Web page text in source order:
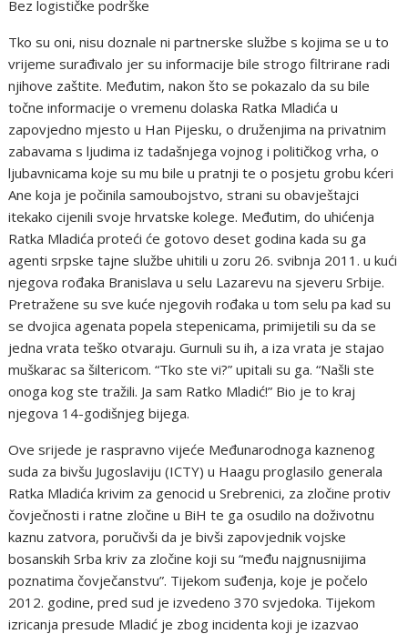
Bez logističke podrške
Tko su oni, nisu doznale ni partnerske službe s kojima se u to
vrijeme surađivalo jer su informacije bile strogo filtrirane radi
njihove zaštite. Međutim, nakon što se pokazalo da su bile
točne informacije o vremenu dolaska Ratka Mladića u
zapovjedno mjesto u Han Pijesku, o druženjima na privatnim
zabavama s ljudima iz tadašnjega vojnog i političkog vrha, o
ljubavnicama koje su mu bile u pratnji te o posjetu grobu kćeri
Ane koja je počinila samoubojstvo, strani su obavještajci
itekako cijenili svoje hrvatske kolege. Međutim, do uhićenja
Ratka Mladića proteći će gotovo deset godina kada su ga
agenti srpske tajne službe uhitili u zoru 26. svibnja 2011. u kući
njegova rođaka Branislava u selu Lazarevu na sjeveru Srbije.
Pretražene su sve kuće njegovih rođaka u tom selu pa kad su
se dvojica agenata popela stepenicama, primijetili su da se
jedna vrata teško otvaraju. Gurnuli su ih, a iza vrata je stajao
muškarac sa šiltericom. “Tko ste vi?” upitali su ga. “Našli ste
onoga kog ste tražili. Ja sam Ratko Mladić!” Bio je to kraj
njegova 14-godišnjeg bijega.
Ove srijede je raspravno vijeće Međunarodnoga kaznenog
suda za bivšu Jugoslaviju (ICTY) u Haagu proglasilo generala
Ratka Mladića krivim za genocid u Srebrenici, za zločine protiv
čovječnosti i ratne zločine u BiH te ga osudilo na doživotnu
kaznu zatvora, poručivši da je bivši zapovjednik vojske
bosanskih Srba kriv za zločine koji su “među najgnusnijima
poznatima čovječanstvu”. Tijekom suđenja, koje je počelo
2012. godine, pred sud je izvedeno 370 svjedoka. Tijekom
izricanja presude Mladić je zbog incidenta koji je izazvao